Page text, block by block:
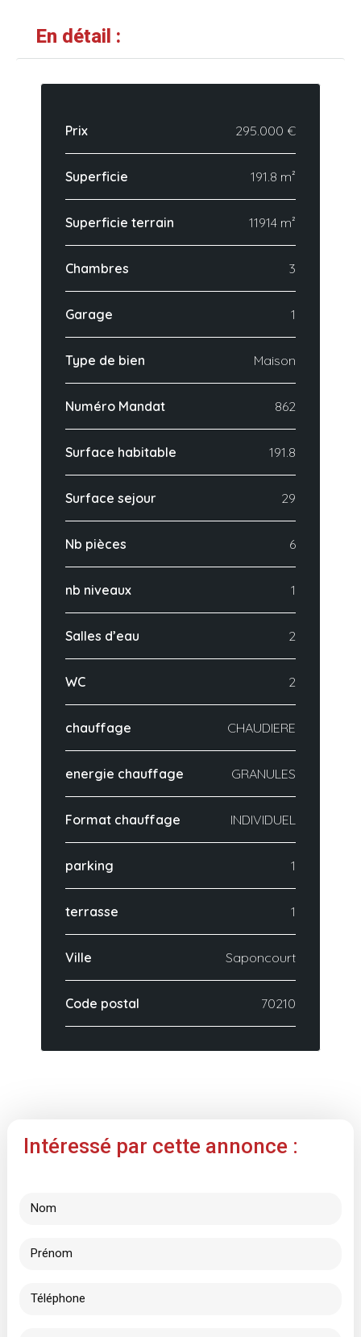
En détail :
Prix 295.000 €
Superficie 191.8 m²
Superficie terrain 11914 m²
Chambres 3
Garage 1
Type de bien Maison
Numéro Mandat 862
Surface habitable 191.8
Surface sejour 29
Nb pièces 6
nb niveaux 1
Salles d’eau 2
WC 2
chauffage CHAUDIERE
energie chauffage GRANULES
Format chauffage INDIVIDUEL
parking 1
terrasse 1
Ville Saponcourt
Code postal 70210
Intéressé par cette annonce :